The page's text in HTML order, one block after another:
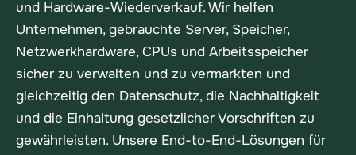
und Hardware-Wiederverkauf. Wir helfen
Unternehmen, gebrauchte Server, Speicher,
Netzwerkhardware, CPUs und Arbeitsspeicher
sicher zu verwalten und zu vermarkten und
gleichzeitig den Datenschutz, die Nachhaltigkeit
und die Einhaltung gesetzlicher Vorschriften zu
gewährleisten. Unsere End-to-End-Lösungen für